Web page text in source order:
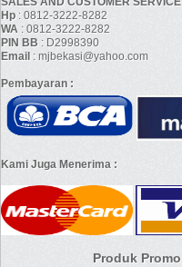
Hp : 0812-3222-8282
WA : 0812-3222-8282
PIN BB : D2998390
Email : mjbekasi@yahoo.com
Pembayaran :
Kami Juga Menerima :
Produk Promo